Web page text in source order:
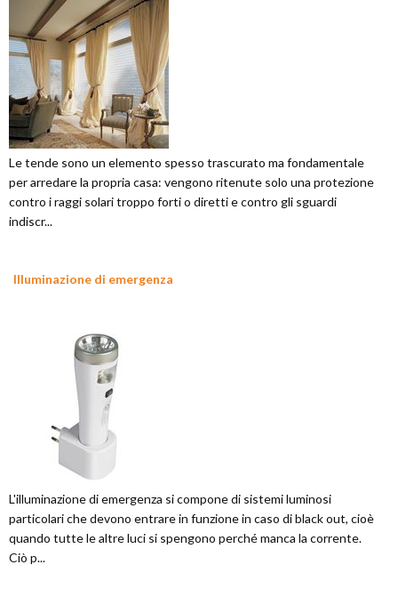
Le tende sono un elemento spesso trascurato ma fondamentale
per arredare la propria casa: vengono ritenute solo una protezione
contro i raggi solari troppo forti o diretti e contro gli sguardi
indiscr...
Illuminazione di emergenza
L'illuminazione di emergenza si compone di sistemi luminosi
particolari che devono entrare in funzione in caso di black out, cioè
quando tutte le altre luci si spengono perché manca la corrente.
Ciò p...